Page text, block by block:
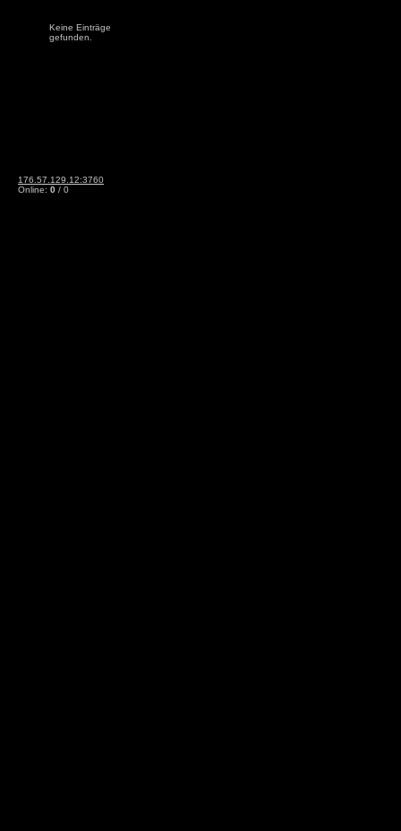
Keine Einträge
gefunden.
176.57.129.12:3760
Online: 0 / 0